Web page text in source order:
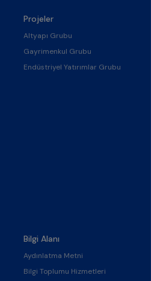
Projeler
Altyapı Grubu
Gayrimenkul Grubu
Endüstriyel Yatırımlar Grubu
Bilgi Alanı
Aydınlatma Metni
Bilgi Toplumu Hizmetleri